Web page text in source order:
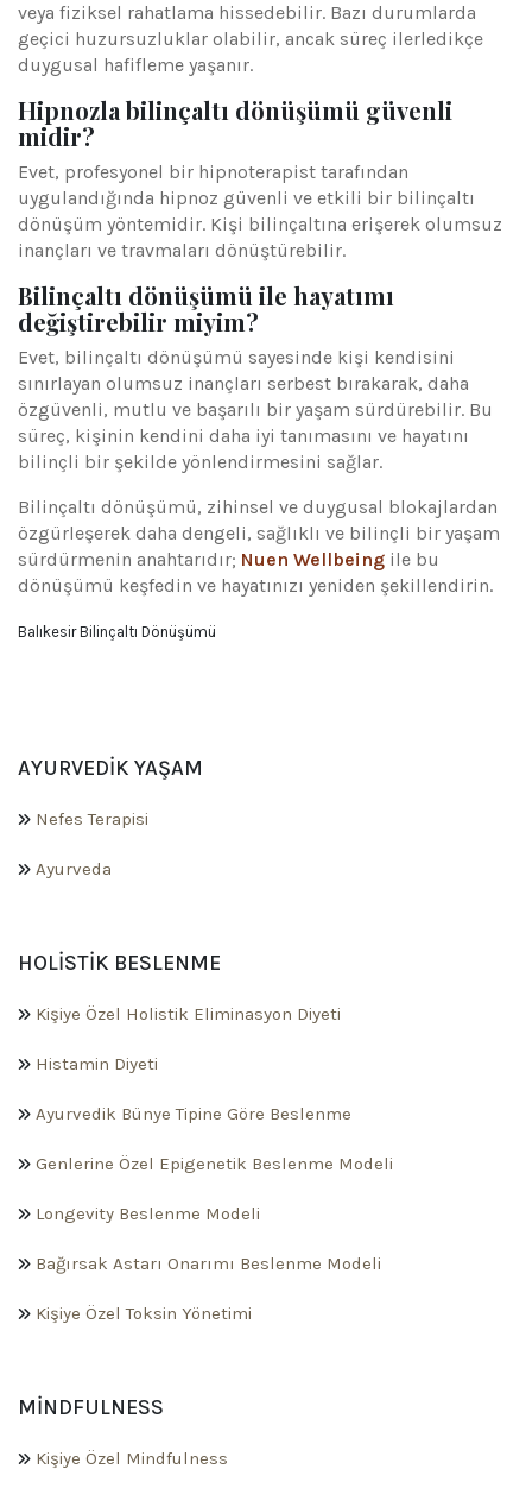
veya fiziksel rahatlama hissedebilir. Bazı durumlarda
geçici huzursuzluklar olabilir, ancak süreç ilerledikçe
duygusal hafifleme yaşanır.
Hipnozla bilinçaltı dönüşümü güvenli
midir?
Evet, profesyonel bir hipnoterapist tarafından
uygulandığında hipnoz güvenli ve etkili bir bilinçaltı
dönüşüm yöntemidir. Kişi bilinçaltına erişerek olumsuz
inançları ve travmaları dönüştürebilir.
Bilinçaltı dönüşümü ile hayatımı
değiştirebilir miyim?
Evet, bilinçaltı dönüşümü sayesinde kişi kendisini
sınırlayan olumsuz inançları serbest bırakarak, daha
özgüvenli, mutlu ve başarılı bir yaşam sürdürebilir. Bu
süreç, kişinin kendini daha iyi tanımasını ve hayatını
bilinçli bir şekilde yönlendirmesini sağlar.
Bilinçaltı dönüşümü, zihinsel ve duygusal blokajlardan
özgürleşerek daha dengeli, sağlıklı ve bilinçli bir yaşam
sürdürmenin anahtarıdır; Nuen Wellbeing ile bu
dönüşümü keşfedin ve hayatınızı yeniden şekillendirin.
Balıkesir Bilinçaltı Dönüşümü
AYURVEDIK YAŞAM
Nefes Terapisi
Ayurveda
HOLISTIK BESLENME
Kişiye Özel Holistik Eliminasyon Diyeti
Histamin Diyeti
Ayurvedik Bünye Tipine Göre Beslenme
Genlerine Özel Epigenetik Beslenme Modeli
Longevity Beslenme Modeli
Bağırsak Astarı Onarımı Beslenme Modeli
Kişiye Özel Toksin Yönetimi
MINDFULNESS
Kişiye Özel Mindfulness